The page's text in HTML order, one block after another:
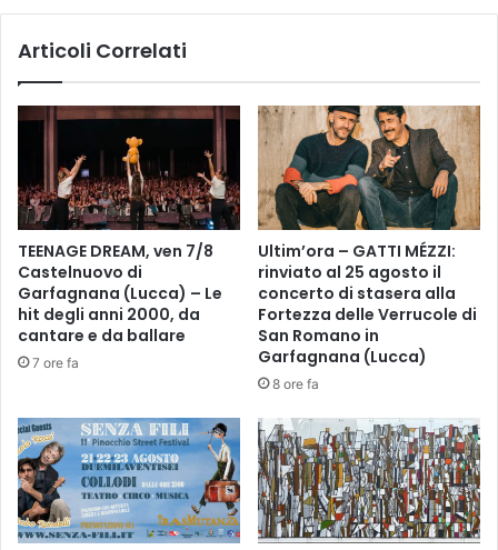
B
I
I
N
P
E
D
E
L
’
O
R
G
A
t
r
p
o
s
t
o
è
i
u
o
v
o
m
e
Articoli Correlati
TEENAGE DREAM, ven 7/8
Castelnuovo di
Garfagnana (Lucca) – Le
hit degli anni 2000, da
cantare e da ballare
7 ore fa
Ultim’ora – GATTI MÉZZI:
rinviato al 25 agosto il
concerto di stasera alla
Fortezza delle Verrucole di
San Romano in
Garfagnana (Lucca)
8 ore fa